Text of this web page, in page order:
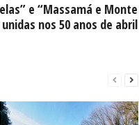
e “Massamá e Monte
nos 50 anos de abril